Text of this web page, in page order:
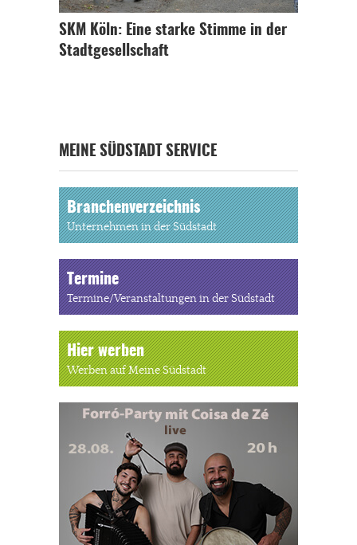
SKM Köln: Eine starke Stimme in der
Stadtgesellschaft
MEINE SÜDSTADT SERVICE
Branchenverzeichnis
Unternehmen in der Südstadt
Termine
Termine/Veranstaltungen in der Südstadt
Hier werben
Werben auf Meine Südstadt